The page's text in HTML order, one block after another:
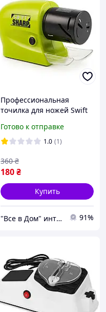
Профессиональная
точилка для ножей Swift
Приспособление для
заточки ножей LE-22
Готово к отправке
1.0 (1)
180₴
360 ₴
Купить
"Все в Дом" интернет-магазин 91%